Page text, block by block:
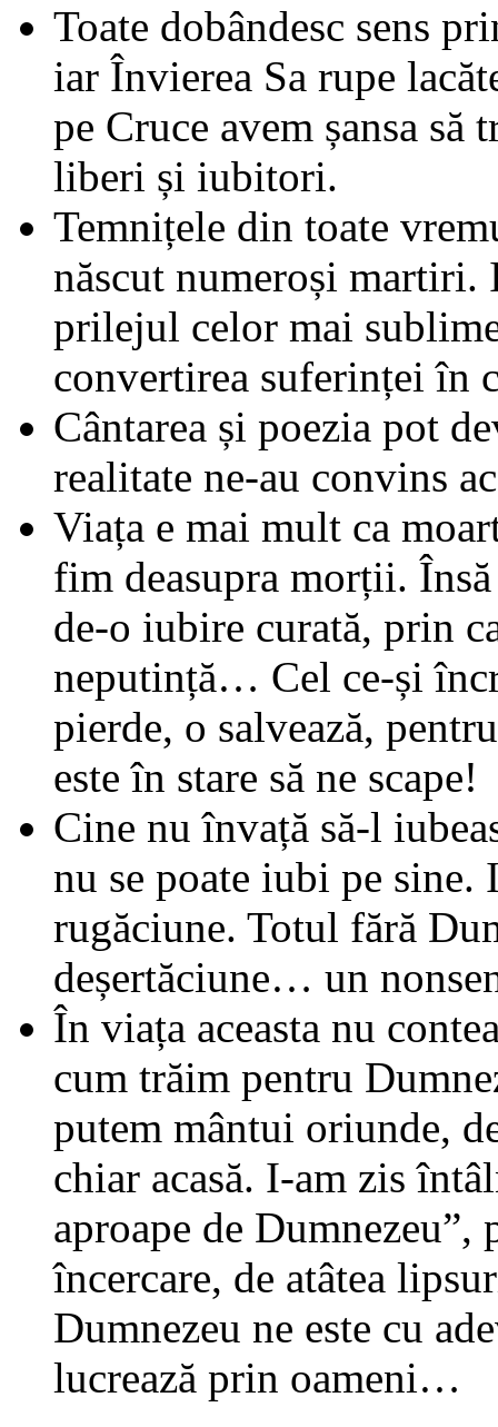
Toate dobândesc sens
iar Învierea Sa rupe
pe Cruce avem șansa să
liberi și iubitori.
Temnițele din toate
născut numeroși
prilejul celor mai
convertirea suferinței în
Cântarea și poezia pot
realitate ne-au convins
Viața e mai mult ca
fim deasupra morții.
de-o iubire curată, prin
neputință… Cel ce-și
pierde, o salvează,
este în stare să ne scape!
Cine nu învață să-l
nu se poate iubi pe
rugăciune. Totul fără
deșertăciune… un
În viața aceasta nu
cum trăim pentru
putem mântui oriunde,
chiar acasă. I-am zis
aproape de
încercare, de atâtea
Dumnezeu ne este cu
lucrează prin oameni…